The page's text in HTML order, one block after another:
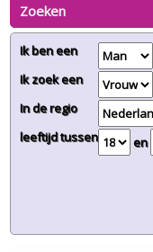
Zoeken
Ik ben een
Ik zoek een
In de regio
leeftijd tussen
en